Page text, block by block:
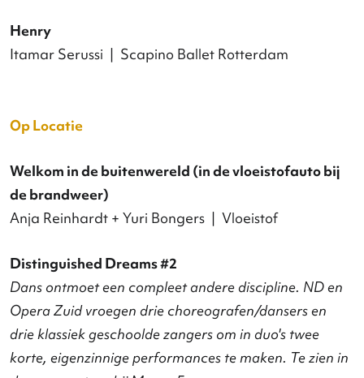
Jan Martens
Gezien Giacometti
Beppie Blankert | Buppie Blankert
Nieuw Amsterdams Peil
Rise Up
Guilherme Miotto | Bodies Anonymous + Korzo
Producties + Dans Brabant
Please me Please – The Duet